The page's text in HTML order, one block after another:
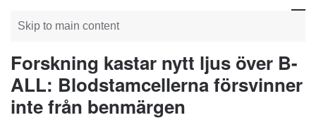
Skip to main content
Forskning kastar nytt ljus över B-
ALL: Blodstamcellerna försvinner
inte från benmärgen